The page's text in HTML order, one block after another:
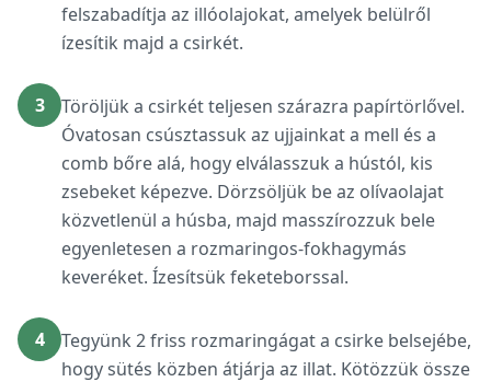
felszabadítja az illóolajokat, amelyek belülről
ízesítik majd a csirkét.
3
Töröljük a csirkét teljesen szárazra papírtörlővel.
Óvatosan csúsztassuk az ujjainkat a mell és a
comb bőre alá, hogy elválasszuk a hústól, kis
zsebeket képezve. Dörzsöljük be az olívaolajat
közvetlenül a húsba, majd masszírozzuk bele
egyenletesen a rozmaringos-fokhagymás
keveréket. Ízesítsük feketeborssal.
4
Tegyünk 2 friss rozmaringágat a csirke belsejébe,
hogy sütés közben átjárja az illat. Kötözzük össze